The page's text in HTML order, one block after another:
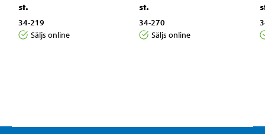
st.
34-219
Säljs online
st.
34-270
Säljs online